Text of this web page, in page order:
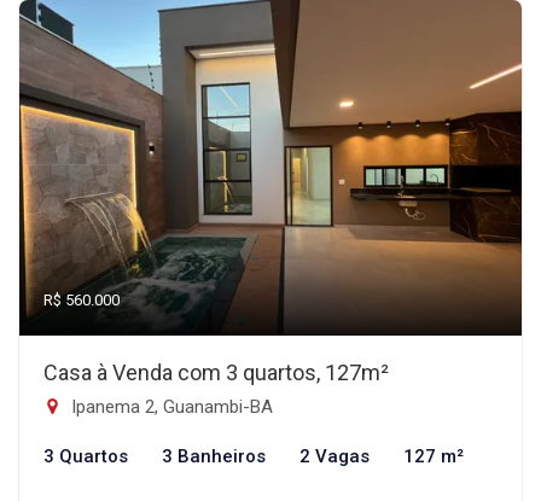
R$ 560.000
Casa à Venda com 3 quartos, 127m²
Ipanema 2, Guanambi-BA
3 Quartos 3 Banheiros 2 Vagas 127 m²